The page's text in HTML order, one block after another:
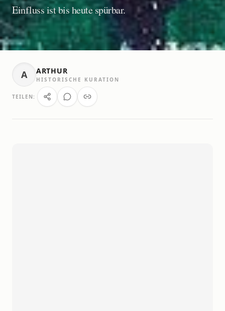
Einfluss ist bis heute spürbar.
A ARTHUR
HISTORISCHE KURATION
TEILEN: